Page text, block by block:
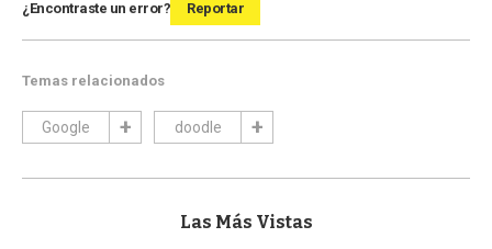
¿Encontraste un error? Reportar
Temas relacionados
Google doodle
Las Más Vistas